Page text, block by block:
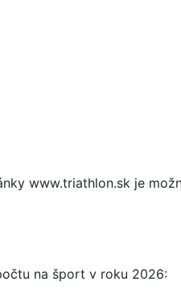
www.triathlon.sk je
na šport v roku 2026: